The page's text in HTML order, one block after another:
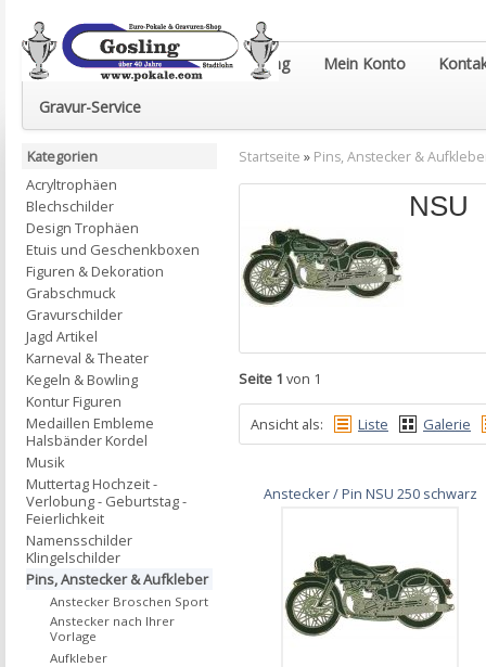
Euro-Pokale & Gravur-Shop Gosling Mein Konto
Gravur-Service
Startseite » Pins, Anstecker &
NSU
Seite 1 von 1
Ansicht als: Liste Galerie
Anstecker / Pin NSU 250 schwarz
Kategorien
Acryltrophäen
Blechschilder
Design Trophäen
Etuis und Geschenkboxen
Figuren & Dekoration
Grabschmuck
Gravurschilder
Jagd Artikel
Karneval & Theater
Kegeln & Bowling
Kontur Figuren
Medaillen Embleme
Halsbänder Kordel
Musik
Muttertag Hochzeit -
Verlobung - Geburtstag -
Feierlichkeit
Namensschilder
Klingelschilder
Pins, Anstecker & Aufkleber
Anstecker Broschen Sport
Anstecker nach Ihrer
Vorlage
Aufkleber